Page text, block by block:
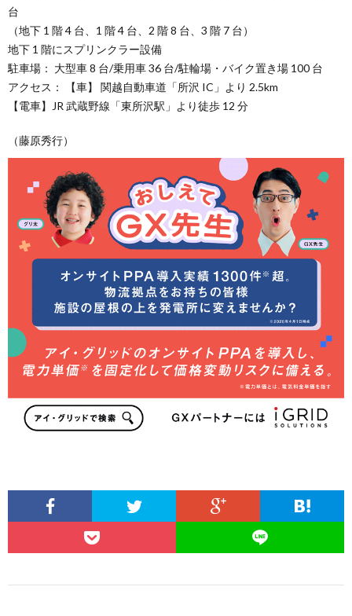
台
（地下 1 階 4 台、1 階 4 台、2 階 8 台、3 階 7 台）
地下 1 階にスプリンクラー設備
駐車場： 大型車 8 台/乗用車 36 台/駐輪場・バイク置き場 100 台
アクセス： 【車】 関越自動車道「所沢 IC」より 2.5km
【電車】JR 武蔵野線「東所沢駅」より徒歩 12 分
（藤原秀行）